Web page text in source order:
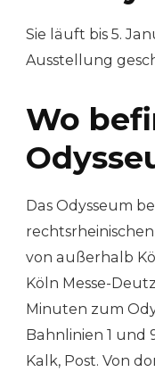
Sie läuft bis 5.
Ausstellung
Wo
Das Odysseum
von außerhalb
Köln Messe-
Minuten zum
Bahnlinien 1 und
Kalk, Post. Von